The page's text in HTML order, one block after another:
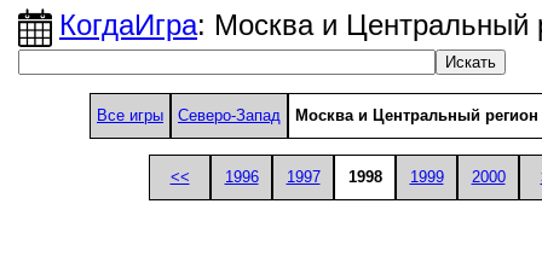
КогдаИгра: Москва и Центральный
Все игры Северо-Запад Москва и Центральный регион
<< 1996 1997 1998 1999 2000